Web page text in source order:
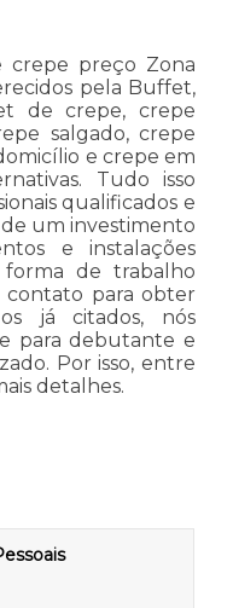
crepe preço Zona
pela Buffet,
de crepe, crepe
salgado, crepe
e crepe em
Tudo isso
qualificados e
de um investimento
e instalações
forma de trabalho
contato para obter
já citados, nós
para debutante e
Por isso, entre
detalhes.